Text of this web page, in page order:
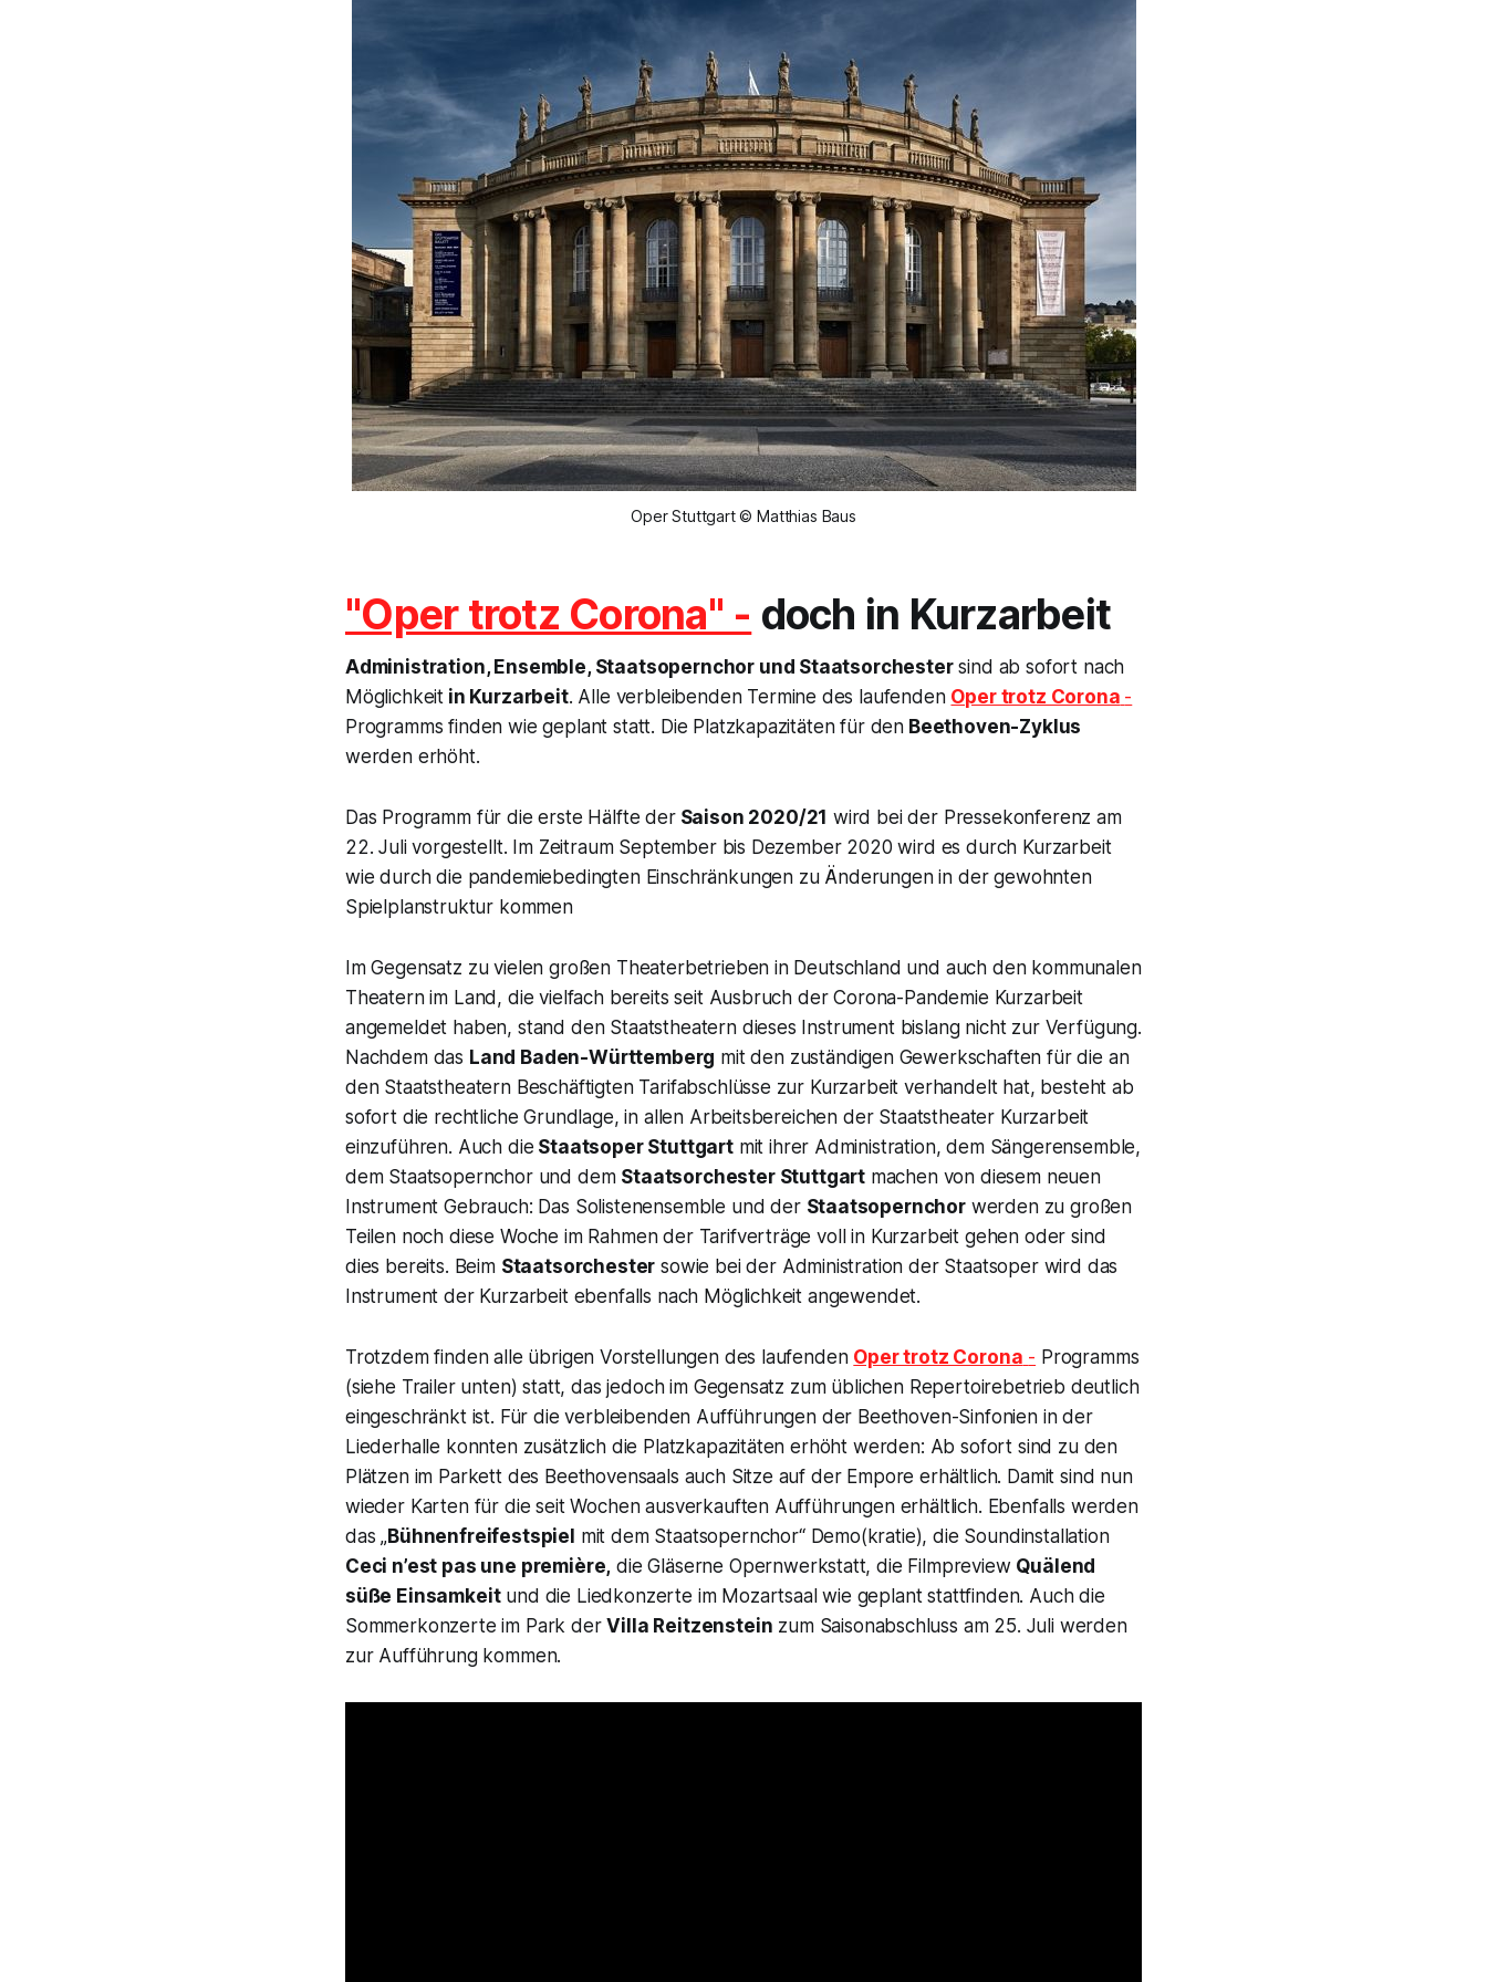
Oper Stuttgart © Matthias Baus
"Oper trotz Corona" - doch in Kurzarbeit
Administration, Ensemble, Staatsopernchor und Staatsorchestersind ab sofort nach
Möglichkeit in Kurzarbeit. Alle verbleibenden Termine des laufenden Oper trotz Corona -
Programms finden wie geplant statt. Die Platzkapazitäten für den Beethoven-Zyklus
werden erhöht.
Das Programm für die erste Hälfte derSaison 2020/21 wird bei der Pressekonferenz am
22. Juli vorgestellt. Im Zeitraum September bis Dezember 2020 wird es durch Kurzarbeit
wie durch die pandemiebedingten Einschränkungen zu Änderungen in der gewohnten
Spielplanstruktur kommen
Im Gegensatz zu vielen großen Theaterbetrieben in Deutschland und auch den kommunalen
Theatern im Land, die vielfach bereits seit Ausbruch der Corona-Pandemie Kurzarbeit
angemeldet haben, stand den Staatstheatern dieses Instrument bislang nicht zur Verfügung.
Nachdem das Land Baden-Württemberg mit den zuständigen Gewerkschaften für die an
den Staatstheatern Beschäftigten Tarifabschlüsse zur Kurzarbeit verhandelt hat, besteht ab
sofort die rechtliche Grundlage, in allen Arbeitsbereichen der Staatstheater Kurzarbeit
einzuführen. Auch die Staatsoper Stuttgartmit ihrer Administration, dem Sängerensemble,
dem Staatsopernchor und dem Staatsorchester Stuttgart machen von diesem neuen
Instrument Gebrauch: Das Solistenensemble und der Staatsopernchorwerden zu großen
Teilen noch diese Woche im Rahmen der Tarifverträge voll in Kurzarbeit gehen oder sind
dies bereits. Beim Staatsorchester sowie bei der Administration der Staatsoper wird das
Instrument der Kurzarbeit ebenfalls nach Möglichkeit angewendet.
Trotzdem finden alle übrigen Vorstellungen des laufenden Oper trotz Corona - Programms
(siehe Trailer unten) statt, das jedoch im Gegensatz zum üblichen Repertoirebetrieb deutlich
eingeschränkt ist. Für die verbleibenden Aufführungen der Beethoven-Sinfonien in der
Liederhalle konnten zusätzlich die Platzkapazitäten erhöht werden: Ab sofort sind zu den
Plätzen im Parkett des Beethovensaals auch Sitze auf der Empore erhältlich. Damit sind nun
wieder Karten für die seit Wochen ausverkauften Aufführungen erhältlich. Ebenfalls werden
das „Bühnenfreifestspiel mit dem Staatsopernchor“Demo(kratie), die Soundinstallation
Ceci n’est pas une première, die Gläserne Opernwerkstatt, die Filmpreview Quälend
süße Einsamkeitund die Liedkonzerte im Mozartsaal wie geplant stattfinden. Auch die
Sommerkonzerte im Park derVilla Reitzenstein zum Saisonabschluss am 25. Juli werden
zur Aufführung kommen.